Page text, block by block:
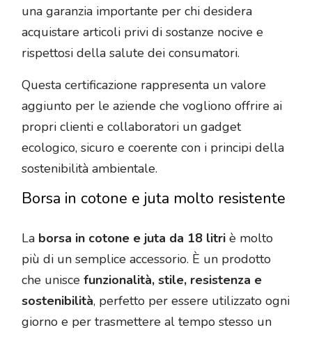
una garanzia importante per chi desidera
acquistare articoli privi di sostanze nocive e
rispettosi della salute dei consumatori.
Questa certificazione rappresenta un valore
aggiunto per le aziende che vogliono offrire ai
propri clienti e collaboratori un gadget
ecologico, sicuro e coerente con i principi della
sostenibilità ambientale.
Borsa in cotone e juta molto resistente
La borsa in cotone e juta da 18 litri è molto
più di un semplice accessorio. È un prodotto
che unisce funzionalità, stile, resistenza e
sostenibilità, perfetto per essere utilizzato ogni
giorno e per trasmettere al tempo stesso un